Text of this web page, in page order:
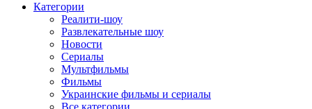
Категории
Реалити-шоу
Развлекательные шоу
Новости
Сериалы
Мультфильмы
Фильмы
Украинские фильмы и сериалы
Все категории